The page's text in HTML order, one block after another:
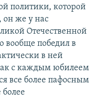
политики, которой
он же у нас
Отечественной
вообще победил в
в ней
с каждым юбилеем
все более пафосным